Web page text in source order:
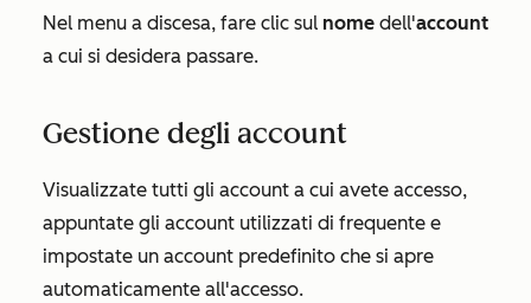
Nel menu a discesa, fare clic sul nome dell'account
a cui si desidera passare.
Gestione degli account
Visualizzate tutti gli account a cui avete accesso,
appuntate gli account utilizzati di frequente e
impostate un account predefinito che si apre
automaticamente all'accesso.